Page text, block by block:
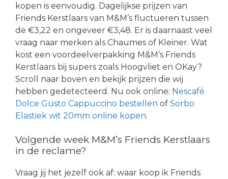
kopen is eenvoudig. Dagelijkse prijzen van
Friends Kerstlaars van M&M’s fluctueren tussen
de €3,22 en ongeveer €3,48. Er is daarnaast veel
vraag naar merken als Chaumes of Kleiner. Wat
kost een voordeelverpakking M&M’s Friends
Kerstlaars bij supers zoals Hoogvliet en OKay?
Scroll naar boven en bekijk prijzen die wij
hebben gedetecteerd. Nu ook online: Nescafé
Dolce Gusto Cappuccino bestellen of Sorbo
Elastiek wit 20mm online kopen.
Volgende week M&M’s Friends Kerstlaars
in de reclame?
Vraag jij het jezelf ook af: waar koop ik Friends